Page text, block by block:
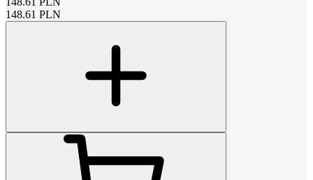
148.61 PLN